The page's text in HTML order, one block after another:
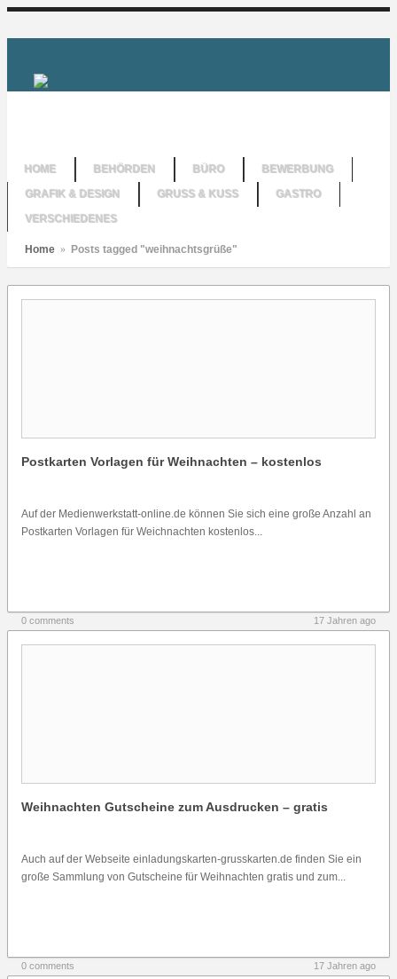
HOME BEHÖRDEN BÜRO
BEWERBUNG
GRAFIK & DESIGN
GRUSS & KUSS
GASTRO
VERSCHIEDENES
Home » Posts tagged "weihnachtsgrüße"
Postkarten Vorlagen für Weihnachten – kostenlos
Auf der Medienwerkstatt-online.de können Sie sich eine große Anzahl an
Postkarten Vorlagen für Weichnachten kostenlos...
0 comments 17 Jahren ago
Weihnachten Gutscheine zum Ausdrucken – gratis
Auch auf der Webseite einladungskarten-grusskarten.de finden Sie ein
große Sammlung von Gutscheine für Weihnachten gratis und zum...
0 comments 17 Jahren ago